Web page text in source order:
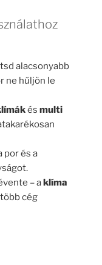
alacsonyabb
ne hűljön le
és multi
por és a
– aklíma
cég